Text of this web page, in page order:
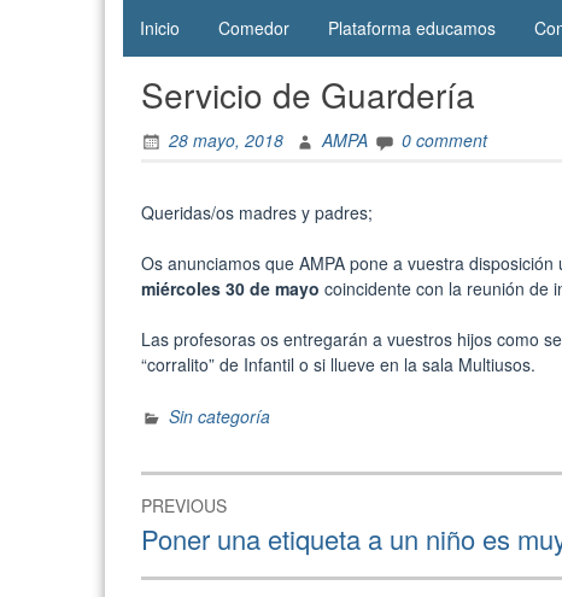
Inicio Comedor Plataforma educamos
Servicio de Guardería
28 mayo, 2018 AMPA 0 comment
Queridas/os madres y padres;
Os anunciamos que AMPA pone a vuestra disposición
miércoles 30 de mayo coincidente con la reunión de
Las profesoras os entregarán a vuestros hijos como
“corralito” de Infantil o si llueve en la sala Multiusos.
Sin categoría
Navegación
de
entradas
PREVIOUS
Previous
post:
Poner una etiqueta a un niño es